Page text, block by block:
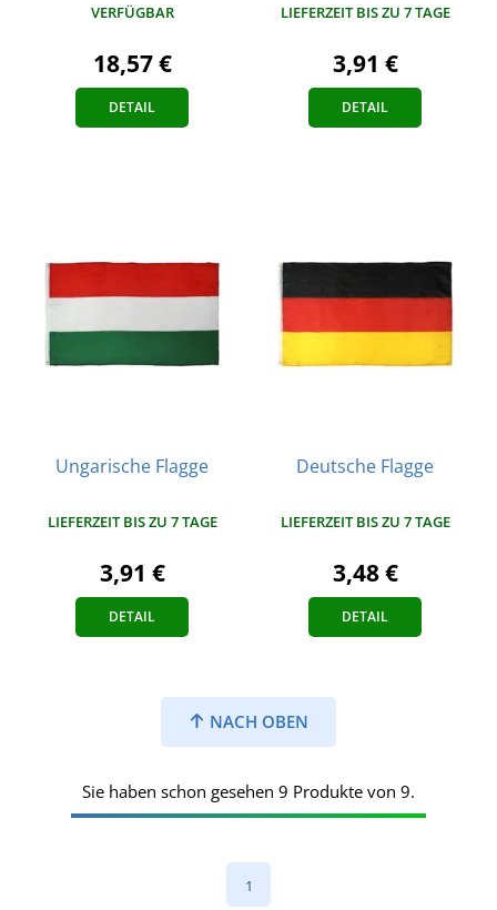
VERFÜGBAR
18,57 €
DETAIL
LIEFERZEIT BIS ZU 7 TAGE
3,91 €
DETAIL
Ungarische Flagge
LIEFERZEIT BIS ZU 7 TAGE
3,91 €
DETAIL
Deutsche Flagge
LIEFERZEIT BIS ZU 7 TAGE
3,48 €
DETAIL
NACH OBEN
Sie haben schon gesehen 9 Produkte von 9.
1